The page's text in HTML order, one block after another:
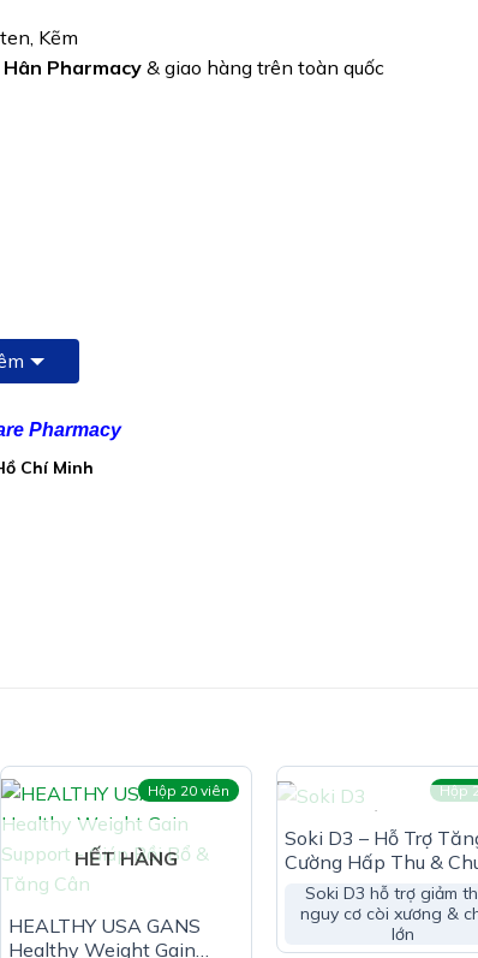
Kẽm
Pharmacy & giao hàng trên toàn quốc
trợ cho đôi mắt khỏe mạnh và hỗ trợ thị lực tốt
Pharmacy
Chí Minh
Hộp 20 viên
HẾT HÀNG
HEALTHY USA GANS
Healthy Weight Gain
Hộp
Soki D3 – Hỗ Trợ
Cường Hấp Thu &
Hóa Calci
Soki D3 hỗ trợ giảm
nguy cơ còi xương &
lớn